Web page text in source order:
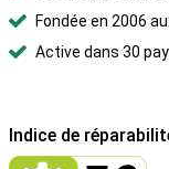
Fondée en 2006
Active dans 30
Indice de